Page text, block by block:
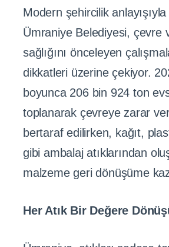
Modern şehircilik
Ümraniye Belediyesi, çevre
sağlığını önceleyen
dikkatleri üzerine çekiyor.
boyunca 206 bin 924 ton
toplanarak çevreye zarar
bertaraf edilirken, kağıt,
gibi ambalaj atıklarından
malzeme geri dönüşüme
Her Atık Bir Değere